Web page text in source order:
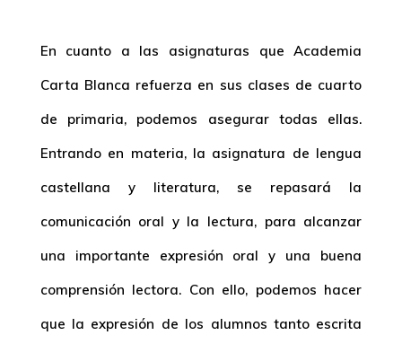
En cuanto a las asignaturas que Academia
Carta Blanca refuerza en sus clases de cuarto
de primaria, podemos asegurar todas ellas.
Entrando en materia, la asignatura de lengua
castellana y literatura, se repasará la
comunicación oral y la lectura, para alcanzar
una importante expresión oral y una buena
comprensión lectora. Con ello, podemos hacer
que la expresión de los alumnos tanto escrita